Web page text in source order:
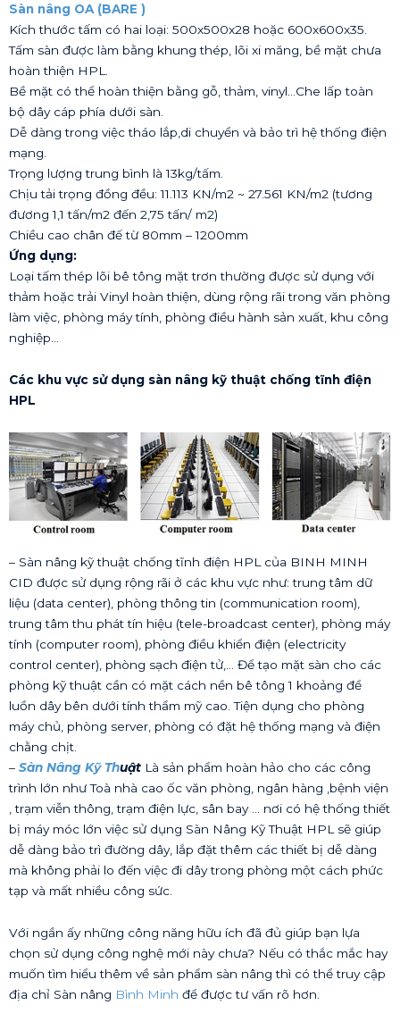
Sàn nâng OA (BARE )
Kích thước tấm có hai loại: 500x500x28 hoặc 600x600x35.
Tấm sàn được làm bằng khung thép, lõi xi măng, bề mặt chưa
hoàn thiện HPL.
Bề mặt có thể hoàn thiện bằng gỗ, thảm, vinyl…Che lấp toàn
bộ dây cáp phía dưới sàn.
Dễ dàng trong việc tháo lắp,di chuyển và bảo trì hệ thống điện
mạng.
Trọng lượng trung bình là 13kg/tấm.
Chịu tải trọng đồng đều: 11.113 KN/m2 ~ 27.561 KN/m2 (tương
đương 1,1 tấn/m2 đến 2,75 tấn/ m2)
Chiều cao chân đế từ 80mm – 1200mm
Ứng dụng:
Loại tấm thép lõi bê tông mặt trơn thường được sử dụng với
thảm hoặc trải Vinyl hoàn thiện, dùng rộng rãi trong văn phòng
làm việc, phòng máy tính, phòng điều hành sản xuất, khu công
nghiệp…
Các khu vực sử dụng sàn nâng kỹ thuật chống tĩnh điện
HPL
– Sàn nâng kỹ thuật chống tĩnh điện HPL của BINH MINH
CID được sử dụng rộng rãi ở các khu vực như: trung tâm dữ
liệu (data center), phòng thông tin (communication room),
trung tâm thu phát tín hiệu (tele-broadcast center), phòng máy
tính (computer room), phòng điều khiển điện (electricity
control center), phòng sạch điện tử,… Để tạo mặt sàn cho các
phòng kỹ thuật cần có mặt cách nền bê tông 1 khoảng để
luồn dây bên dưới tính thẩm mỹ cao. Tiện dụng cho phòng
máy chủ, phòng server, phòng có đặt hệ thống mạng và điện
chằng chịt.
– Sàn Nâng Kỹ Thuật Là sản phẩm hoàn hảo cho các công
trình lớn như Toà nhà cao ốc văn phòng, ngân hàng ,bệnh viện
, trạm viễn thông, trạm điện lực, sân bay … nơi có hệ thống thiết
bị máy móc lớn việc sử dụng Sàn Nâng Kỹ Thuật HPL sẽ giúp
dễ dàng bảo trì đường dây, lắp đặt thêm các thiết bị dễ dàng
mà không phải lo đến việc đi dây trong phòng một cách phức
tạp và mất nhiều công sức.
Với ngần ấy những công năng hữu ích đã đủ giúp bạn lựa
chọn sử dụng công nghệ mới này chưa? Nếu có thắc mắc hay
muốn tìm hiểu thêm về sản phẩm sàn nâng thì có thể truy cập
địa chỉ Sàn nâng Bình Minh để được tư vấn rõ hơn.